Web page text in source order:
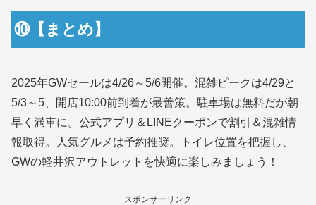
⑩【まとめ】
2025年GWセールは4/26～5/6開催。混雑ピークは4/29と
5/3～5、開店10:00前到着が最善策。駐車場は無料だが朝
早く満車に。公式アプリ＆LINEクーポンで割引＆混雑情
報取得。人気グルメは予約推奨。トイレ位置を把握し、
GWの軽井沢アウトレットを快適に楽しみましょう！
スポンサーリンク